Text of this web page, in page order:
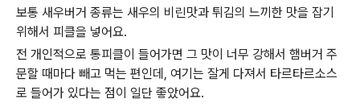
보통 새우버거 종류는 새우의 비린맛과 튀김의 느끼한 맛을 잡기
위해서 피클을 넣어요.
전 개인적으로 통피클이 들어가면 그 맛이 너무 강해서 햄버거 주
문할 때마다 빼고 먹는 편인데, 여기는 잘게 다져서 타르타르소스
로 들어가 있다는 점이 일단 좋았어요.